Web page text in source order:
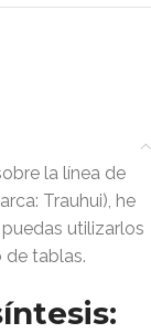
la línea de
Trauhui), he
utilizarlos
de tablas.